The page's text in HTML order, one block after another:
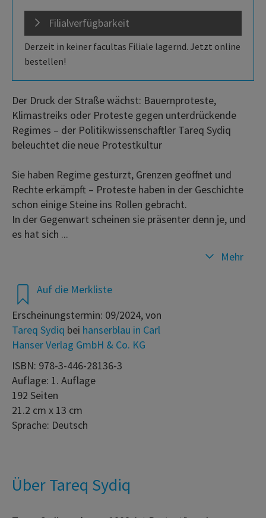
Filialverfügbarkeit
Derzeit in keiner facultas Filiale lagernd. Jetzt online
bestellen!
Auf die Merkliste
Erscheinungstermin: 09/2024, von
Tareq Sydiq bei hanserblau in Carl
Hanser Verlag GmbH & Co. KG
ISBN: 978-3-446-28136-3
Auflage: 1. Auflage
192 Seiten
21.2 cm x 13 cm
Sprache: Deutsch
Der Druck der Straße wächst: Bauernproteste,
Klimastreiks oder Proteste gegen unterdrückende
Regimes – der Politikwissenschaftler Tareq Sydiq
beleuchtet die neue Protestkultur
Sie haben Regime gestürzt, Grenzen geöffnet und
Rechte erkämpft – Proteste haben in der Geschichte
schon einige Steine ins Rollen gebracht.
In der Gegenwart scheinen sie präsenter denn je, und
es hat sich ...
Mehr
Über Tareq Sydiq